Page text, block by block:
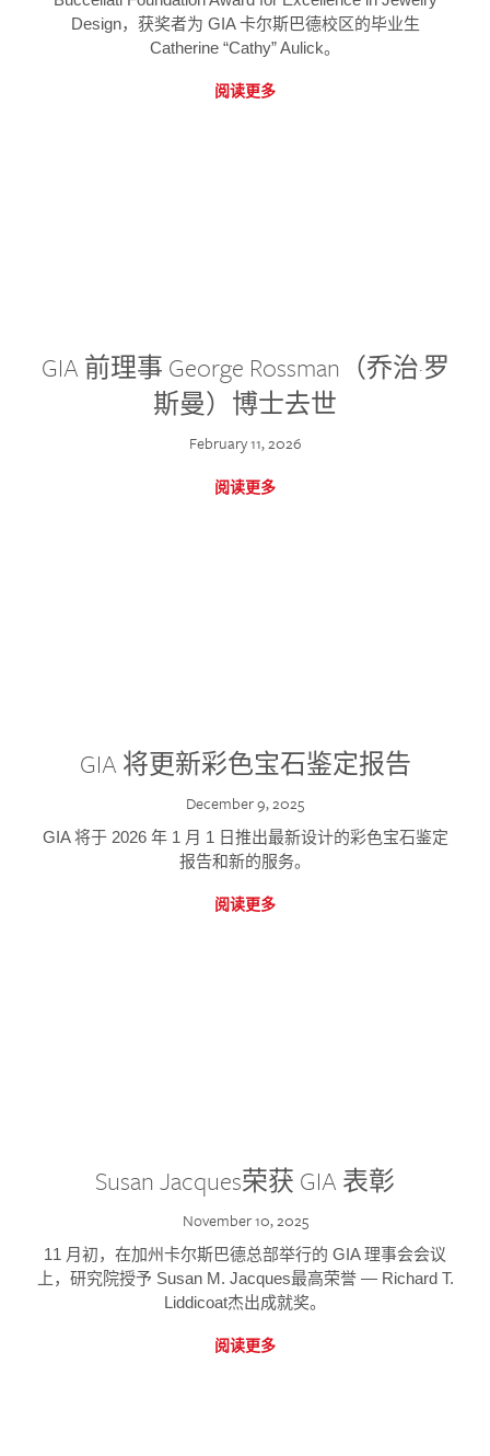
Design，获奖者为 GIA 卡尔斯巴德校区的毕业生
Catherine “Cathy” Aulick。
阅读更多
GIA 前理事 George Rossman（乔治·罗
斯曼）博士去世
February 11, 2026
阅读更多
GIA 将更新彩色宝石鉴定报告
December 9, 2025
GIA 将于 2026 年 1 月 1 日推出最新设计的彩色宝石鉴定
报告和新的服务。
阅读更多
Susan Jacques荣获 GIA 表彰
November 10, 2025
11 月初，在加州卡尔斯巴德总部举行的 GIA 理事会会议
上，研究院授予 Susan M. Jacques最高荣誉 — Richard T.
Liddicoat杰出成就奖。
阅读更多